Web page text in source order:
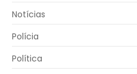
Notícias
Polícia
Política